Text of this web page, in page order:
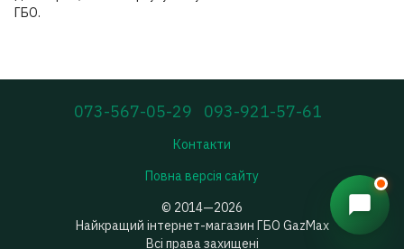
ГБО.
073-567-05-29 093-921-57-61
Контакти
Повна версія сайту
© 2014—2026
Найкращий інтернет-магазин ГБО GazMax
Всі права захищені